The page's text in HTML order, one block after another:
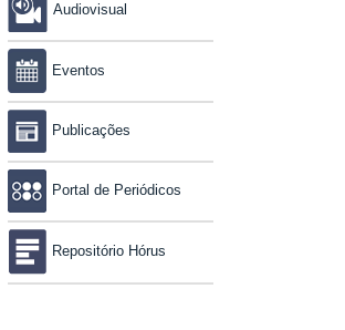
Audiovisual
Eventos
Publicações
Portal de Periódicos
Repositório Hórus